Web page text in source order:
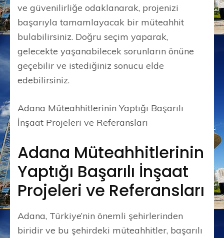
ve güvenilirliğe odaklanarak, projenizi
başarıyla tamamlayacak bir müteahhit
bulabilirsiniz. Doğru seçim yaparak,
gelecekte yaşanabilecek sorunların önüne
geçebilir ve istediğiniz sonucu elde
edebilirsiniz.
Adana Müteahhitlerinin Yaptığı Başarılı
İnşaat Projeleri ve Referansları
Adana Müteahhitlerinin
Yaptığı Başarılı İnşaat
Projeleri ve Referansları
Adana, Türkiye’nin önemli şehirlerinden
biridir ve bu şehirdeki müteahhitler, başarılı